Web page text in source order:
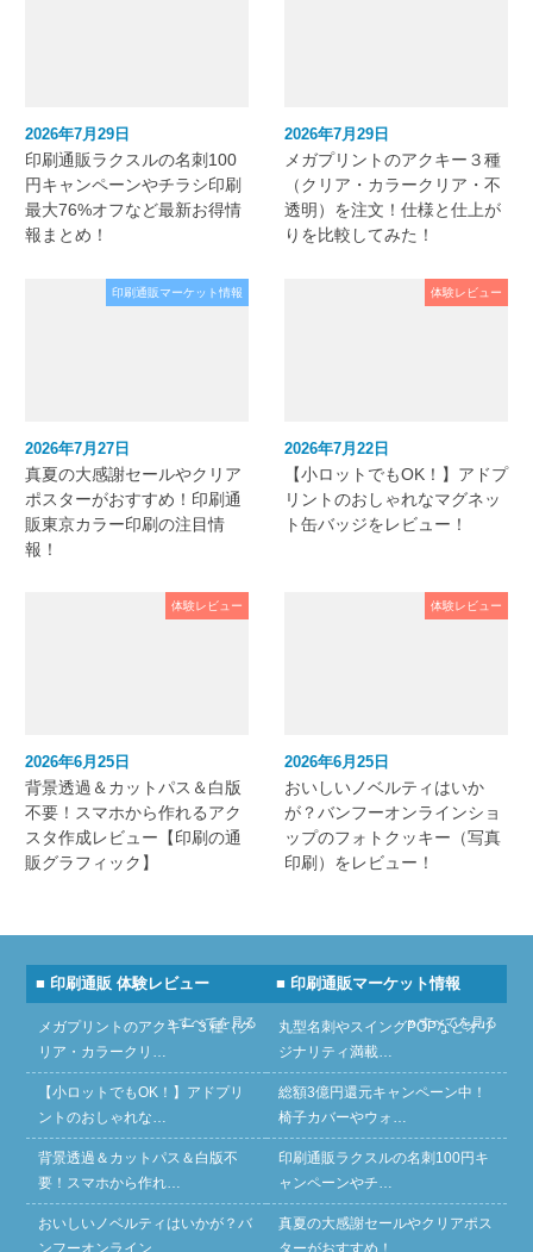
2026年7月29日
印刷通販ラクスルの名刺100
円キャンペーンやチラシ印刷
最大76%オフなど最新お得情
報まとめ！
2026年7月29日
メガプリントのアクキー３種
（クリア・カラークリア・不
透明）を注文！仕様と仕上が
りを比較してみた！
印刷通販マーケット情報
2026年7月27日
真夏の大感謝セールやクリア
ポスターがおすすめ！印刷通
販東京カラー印刷の注目情
報！
体験レビュー
2026年7月22日
【小ロットでもOK！】アドプ
リントのおしゃれなマグネッ
ト缶バッジをレビュー！
体験レビュー
2026年6月25日
背景透過＆カットパス＆白版
不要！スマホから作れるアク
スタ作成レビュー【印刷の通
販グラフィック】
体験レビュー
2026年6月25日
おいしいノベルティはいか
が？バンフーオンラインショ
ップのフォトクッキー（写真
印刷）をレビュー！
■ 印刷通販 体験レビュー
» すべてを見る
メガプリントのアクキー３種（ク
リア・カラークリ…
【小ロットでもOK！】アドプリ
ントのおしゃれな…
背景透過＆カットパス＆白版不
要！スマホから作れ…
おいしいノベルティはいかが？バ
ンフーオンライン…
■ 印刷通販マーケット情報
» すべてを見る
丸型名刺やスイングPOPなどオリ
ジナリティ満載…
総額3億円還元キャンペーン中！
椅子カバーやウォ…
印刷通販ラクスルの名刺100円キ
ャンペーンやチ…
真夏の大感謝セールやクリアポス
ターがおすすめ！…